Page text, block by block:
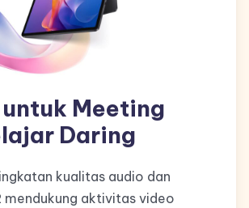
Meeting
Daring
kualitas audio dan
mendukung aktivitas video